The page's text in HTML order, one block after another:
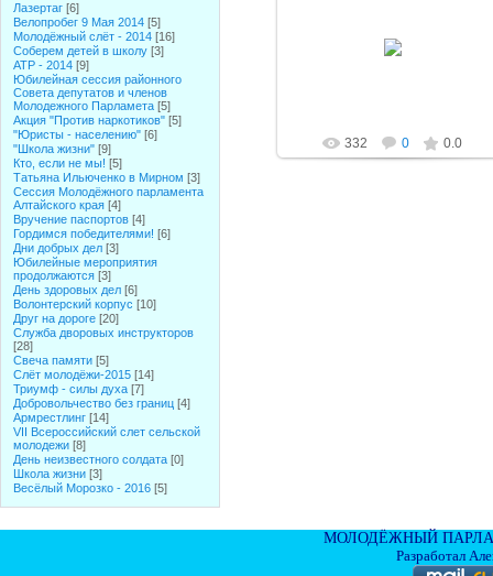
Лазертаг [6]
Велопробег 9 Мая 2014 [5]
Молодёжный слёт - 2014 [16]
Соберем детей в школу [3]
АТР - 2014 [9]
Юбилейная сессия районного
Совета депутатов и членов
Молодежного Парламета [5]
Акция "Против наркотиков" [5]
"Юристы - населению" [6]
"Школа жизни" [9]
Кто, если не мы! [5]
Татьяна Ильюченко в Мирном [3]
Сессия Молодёжного парламента
Алтайского края [4]
Вручение паспортов [4]
Гордимся победителями! [6]
Дни добрых дел [3]
Юбилейные мероприятия
продолжаются [3]
День здоровых дел [6]
Волонтерский корпус [10]
Друг на дороге [20]
Служба дворовых инструкторов
[28]
Свеча памяти [5]
Слёт молодёжи-2015 [14]
Триумф - силы духа [7]
Добровольчество без границ [4]
Армрестлинг [14]
VII Всероссийский слет сельской
молодежи [8]
День неизвестного солдата [0]
Школа жизни [3]
Весёлый Морозко - 2016 [5]
332 0 0.0
МОЛОДЁЖНЫЙ
Разработал